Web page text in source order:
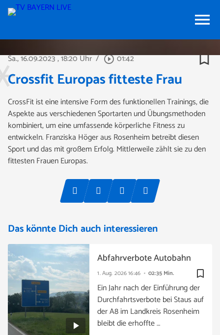
menu
Sa., 16.09.2023, 18:20 Uhr / play_circle_outline01:42 bookmark_border
Crossfit Europas fitteste Frau
CrossFit ist eine intensive Form des funktionellen Trainings, die
Aspekte aus verschiedenen Sportarten und Übungsmethoden
kombiniert, um eine umfassende körperliche Fitness zu
entwickeln. Franziska Höger aus Rosenheim betreibt diesen
Sport und das mit großem Erfolg. Mittlerweile zählt sie zu den
fittesten Frauen Europas.
Das könnte Dich auch interessieren
bookmark_border
1. Aug. 202616:46 02:35 Min.
Abfahrverbote Autobahn
Ein Jahr nach der Einführung der
Durchfahrtsverbote bei Staus auf
der A8 im Landkreis Rosenheim
bleibt die erhoffte …